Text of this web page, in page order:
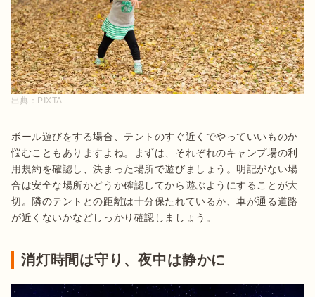
出典： PIXTA
ボール遊びをする場合、テントのすぐ近くでやっていいものか
悩むこともありますよね。まずは、それぞれのキャンプ場の利
用規約を確認し、決まった場所で遊びましょう。明記がない場
合は安全な場所かどうか確認してから遊ぶようにすることが大
切。隣のテントとの距離は十分保たれているか、車が通る道路
が近くないかなどしっかり確認しましょう。
消灯時間は守り、夜中は静かに